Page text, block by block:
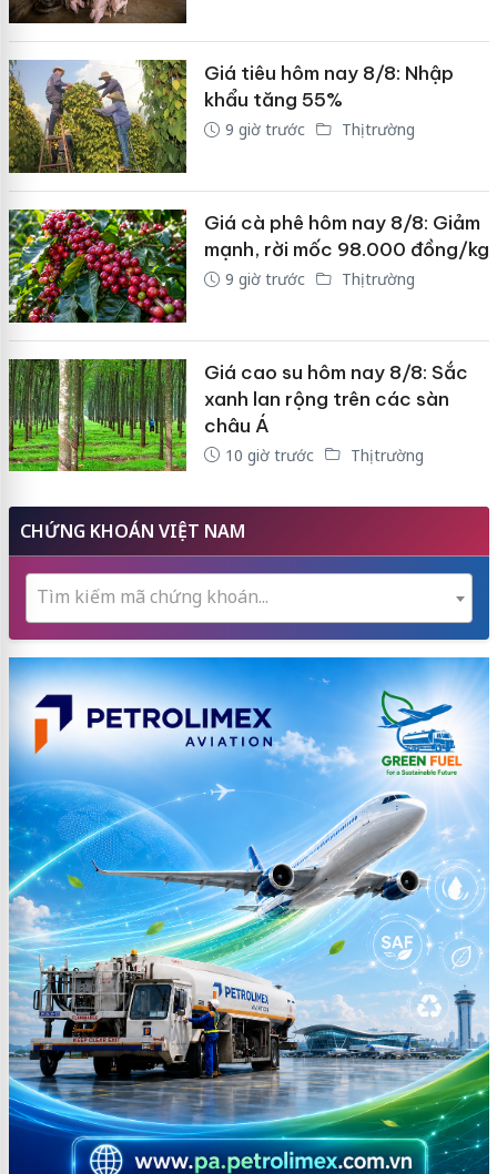
Giá tiêu hôm nay 8/8: Nhập
khẩu tăng 55%
9 giờ trước Thị trường
Giá cà phê hôm nay 8/8: Giảm
mạnh, rời mốc 98.000 đồng/kg
9 giờ trước Thị trường
Giá cao su hôm nay 8/8: Sắc
xanh lan rộng trên các sàn
châu Á
10 giờ trước Thị trường
CHỨNG KHOÁN VIỆT NAM
Tìm kiếm mã chứng khoán...